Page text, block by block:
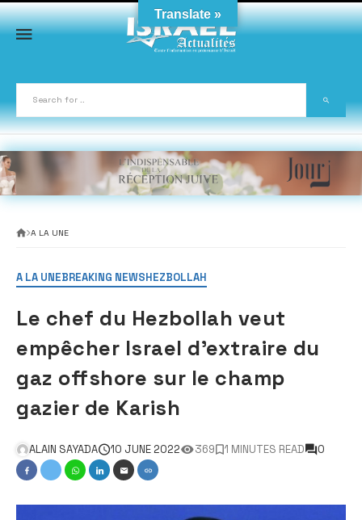
Skip
to
content
A LA UNE
A LA UNEBREAKING NEWSHEZBOLLAH
Le chef du Hezbollah veut
empêcher Israel d’extraire du
gaz offshore sur le champ
gazier de Karish
ALAIN SAYADA 10 JUNE 2022 369 1 MINUTES READ 0
Translate »